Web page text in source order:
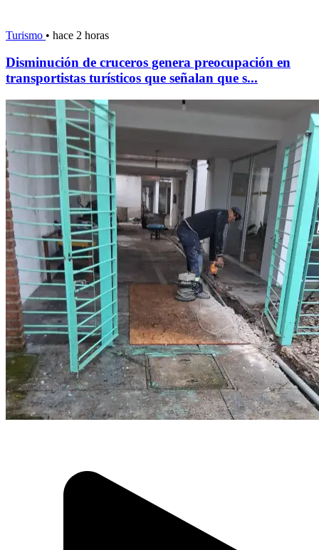
Turismo • hace 2 horas
Disminución de cruceros genera preocupación en
transportistas turísticos que señalan que s...